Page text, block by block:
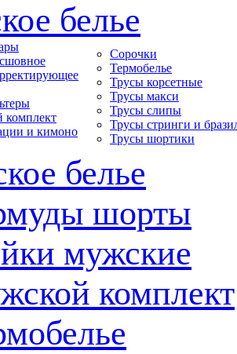
белье
комплект
и кимоно
Сорочки
Термобелье
Трусы корсетные
Трусы макси
Трусы слипы
Трусы стринги и
Трусы шортики
белье
шорты
мужские
комплект